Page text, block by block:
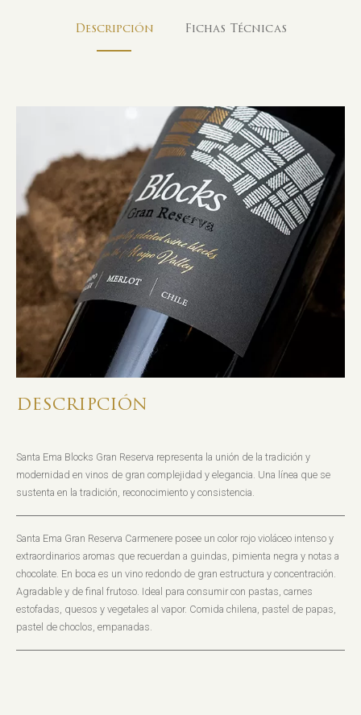
Descripción Fichas Técnicas
DESCRIPCIÓN
Santa Ema Blocks Gran Reserva representa la unión de la tradición y
modernidad en vinos de gran complejidad y elegancia. Una línea que se
sustenta en la tradición, reconocimiento y consistencia.
Santa Ema Gran Reserva Carmenere posee un color rojo violáceo intenso y
extraordinarios aromas que recuerdan a guindas, pimienta negra y notas a
chocolate. En boca es un vino redondo de gran estructura y concentración.
Agradable y de final frutoso. Ideal para consumir con pastas, carnes
estofadas, quesos y vegetales al vapor. Comida chilena, pastel de papas,
pastel de choclos, empanadas.